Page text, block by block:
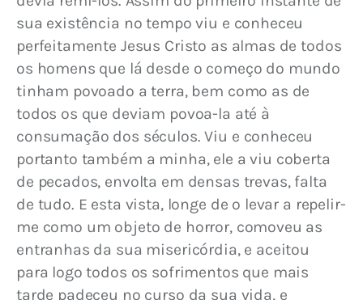
sua existência no tempo viu e conheceu
perfeitamente Jesus Cristo as almas de todos
os homens que lá desde o começo do mundo
tinham povoado a terra, bem como as de
todos os que deviam povoa-la até à
consumação dos séculos. Viu e conheceu
portanto também a minha, ele a viu coberta
de pecados, envolta em densas trevas, falta
de tudo. E esta vista, longe de o levar a repelir-
me como um objeto de horror, comoveu as
entranhas da sua misericórdia, e aceitou
para logo todos os sofrimentos que mais
tarde padeceu no curso da sua vida, e